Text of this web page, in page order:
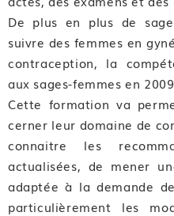
De plus en plus de
suivre des femmes en
contraception, la
aux sages-femmes en 2009.
Cette formation va
cerner leur domaine de
connaitre les
actualisées, de mener
adaptée à la demande
particulièrement les